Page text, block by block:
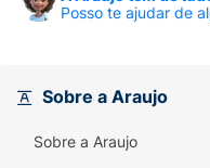
Posso te ajudar de
Sobre a Araujo
Sobre a Araujo